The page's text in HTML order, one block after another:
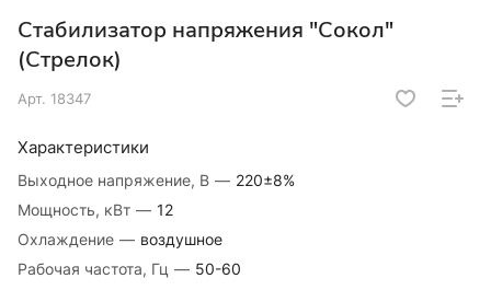
Стабилизатор напряжения "Сокол"
(Стрелок)
Арт. 18347
Характеристики
Выходное напряжение, В — 220±8%
Мощность, кВт — 12
Охлаждение — воздушное
Рабочая частота, Гц — 50-60